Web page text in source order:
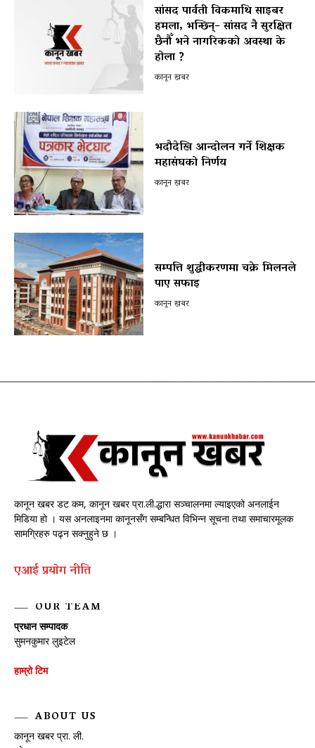
सांसद पार्वती विकमाथि साइबर
हमला, भन्छिन्– सांसद नै सुरक्षित
छैनौँ भने नागरिकको अवस्था के
होला ?
कानून खबर
भदौदेखि आन्दोलन गर्ने शिक्षक
महासंघको निर्णय
कानून खबर
सम्पत्ति शुद्धीकरणमा चक्रे मिलनले
पाए सफाइ
कानून खबर
कानून खबर डट कम, कानून खबर प्रा.ली.द्धारा सञ्चालनमा ल्याइएको अनलाईन
मिडिया हो । यस अनलाइनमा कानूनसँग सम्बन्धित विभिन्न सूचना तथा समाचारमूलक
सामग्रिहरु पढ्न सक्नुहुने छ ।
एआई प्रयाेग नीति
OUR TEAM
प्रधान सम्पादक
सुमनकुमार लुइटेल
हाम्रो टिम
ABOUT US
कानून खबर प्रा. ली.